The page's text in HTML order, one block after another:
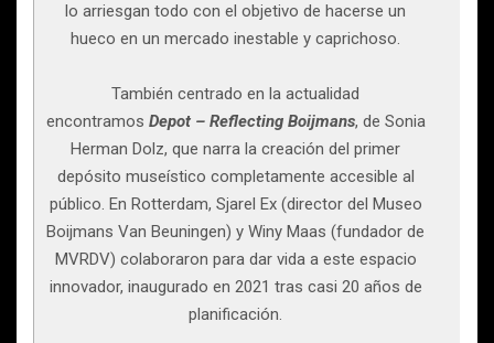
lo arriesgan todo con el objetivo de hacerse un
hueco en un mercado inestable y caprichoso.
También centrado en la actualidad
encontramos Depot – Reflecting Boijmans, de Sonia
Herman Dolz, que narra la creación del primer
depósito museístico completamente accesible al
público. En Rotterdam, Sjarel Ex (director del Museo
Boijmans Van Beuningen) y Winy Maas (fundador de
MVRDV) colaboraron para dar vida a este espacio
innovador, inaugurado en 2021 tras casi 20 años de
planificación.